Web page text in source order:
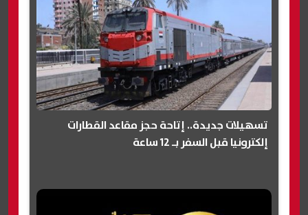
تسهيلات جديدة.. إتاحة حجز مقاعد القطارات
إلكترونيا قبل السفر بـ 12 ساعة